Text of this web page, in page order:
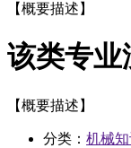
【概要描述】
该类专业
【概要描述】
分类： 机械